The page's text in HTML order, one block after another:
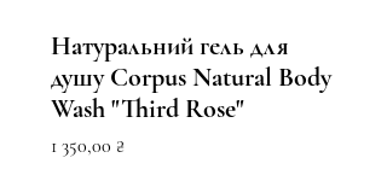
Натуральний гель для
душу Corpus Natural Body
Wash "Third Rose"
1 350,00 ₴